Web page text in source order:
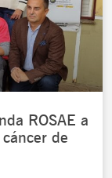
ROSAE a
de